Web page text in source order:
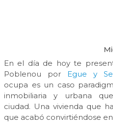
En el día de hoy te
Poblenou por Egue y
ocupa es un caso
inmobiliaria y urbana
ciudad. Una vivienda que
que acabó convirtiéndose